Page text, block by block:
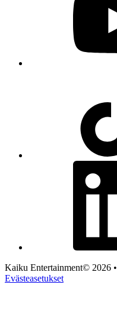
Kaiku Entertainment© 2026 •
Evästeasetukset